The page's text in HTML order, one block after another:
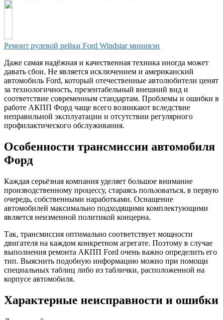
Ремонт рулевой рейки Ford Windstar минивэн
Даже самая надёжная и качественная техника иногда может
давать сбои. Не является исключением и американский
автомобиль Ford, который отечественные автолюбители ценят
за технологичность, презентабельный внешний вид и
соответствие современным стандартам. Проблемы и ошибки в
работе АКПП Форд чаще всего возникают вследствие
неправильной эксплуатации и отсутствии регулярного
профилактического обслуживания.
Особенности трансмиссии автомобиля
Форд
Каждая серьёзная компания уделяет большое внимание
производственному процессу, стараясь пользоваться, в первую
очередь, собственными наработками. Оснащение
автомобилей максимально подходящими комплектующими
является неизменной политикой концерна.
Так, трансмиссия оптимально соответствует мощности
двигателя на каждом конкретном агрегате. Поэтому в случае
выполнения ремонта АКПП Ford очень важно определить его
тип. Выяснить подобную информацию можно при помощи
специальных таблиц либо из таблички, расположенной на
корпусе автомобиля.
Характерные неисправности и ошибки